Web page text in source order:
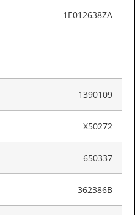
1E012638ZA
1390109
X50272
650337
362386B